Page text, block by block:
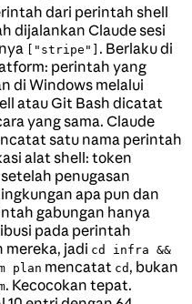
dari perintah shell
dijalankan Claude sesi
["stripe"] . Berlaku di
perintah yang
di Windows melalui
atau Git Bash dicatat
yang sama. Claude
satu nama perintah
alat shell: token
penugasan
apa pun dan
gabungan hanya
pada perintah
mereka, jadi cd infra &&
plan mencatat cd , bukan
. Kecocokan tepat.